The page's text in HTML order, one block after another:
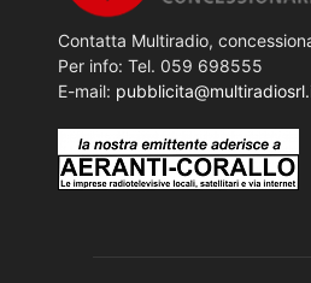
Contatta Multiradio,
Per info: Tel. 059 698555
E-mail: